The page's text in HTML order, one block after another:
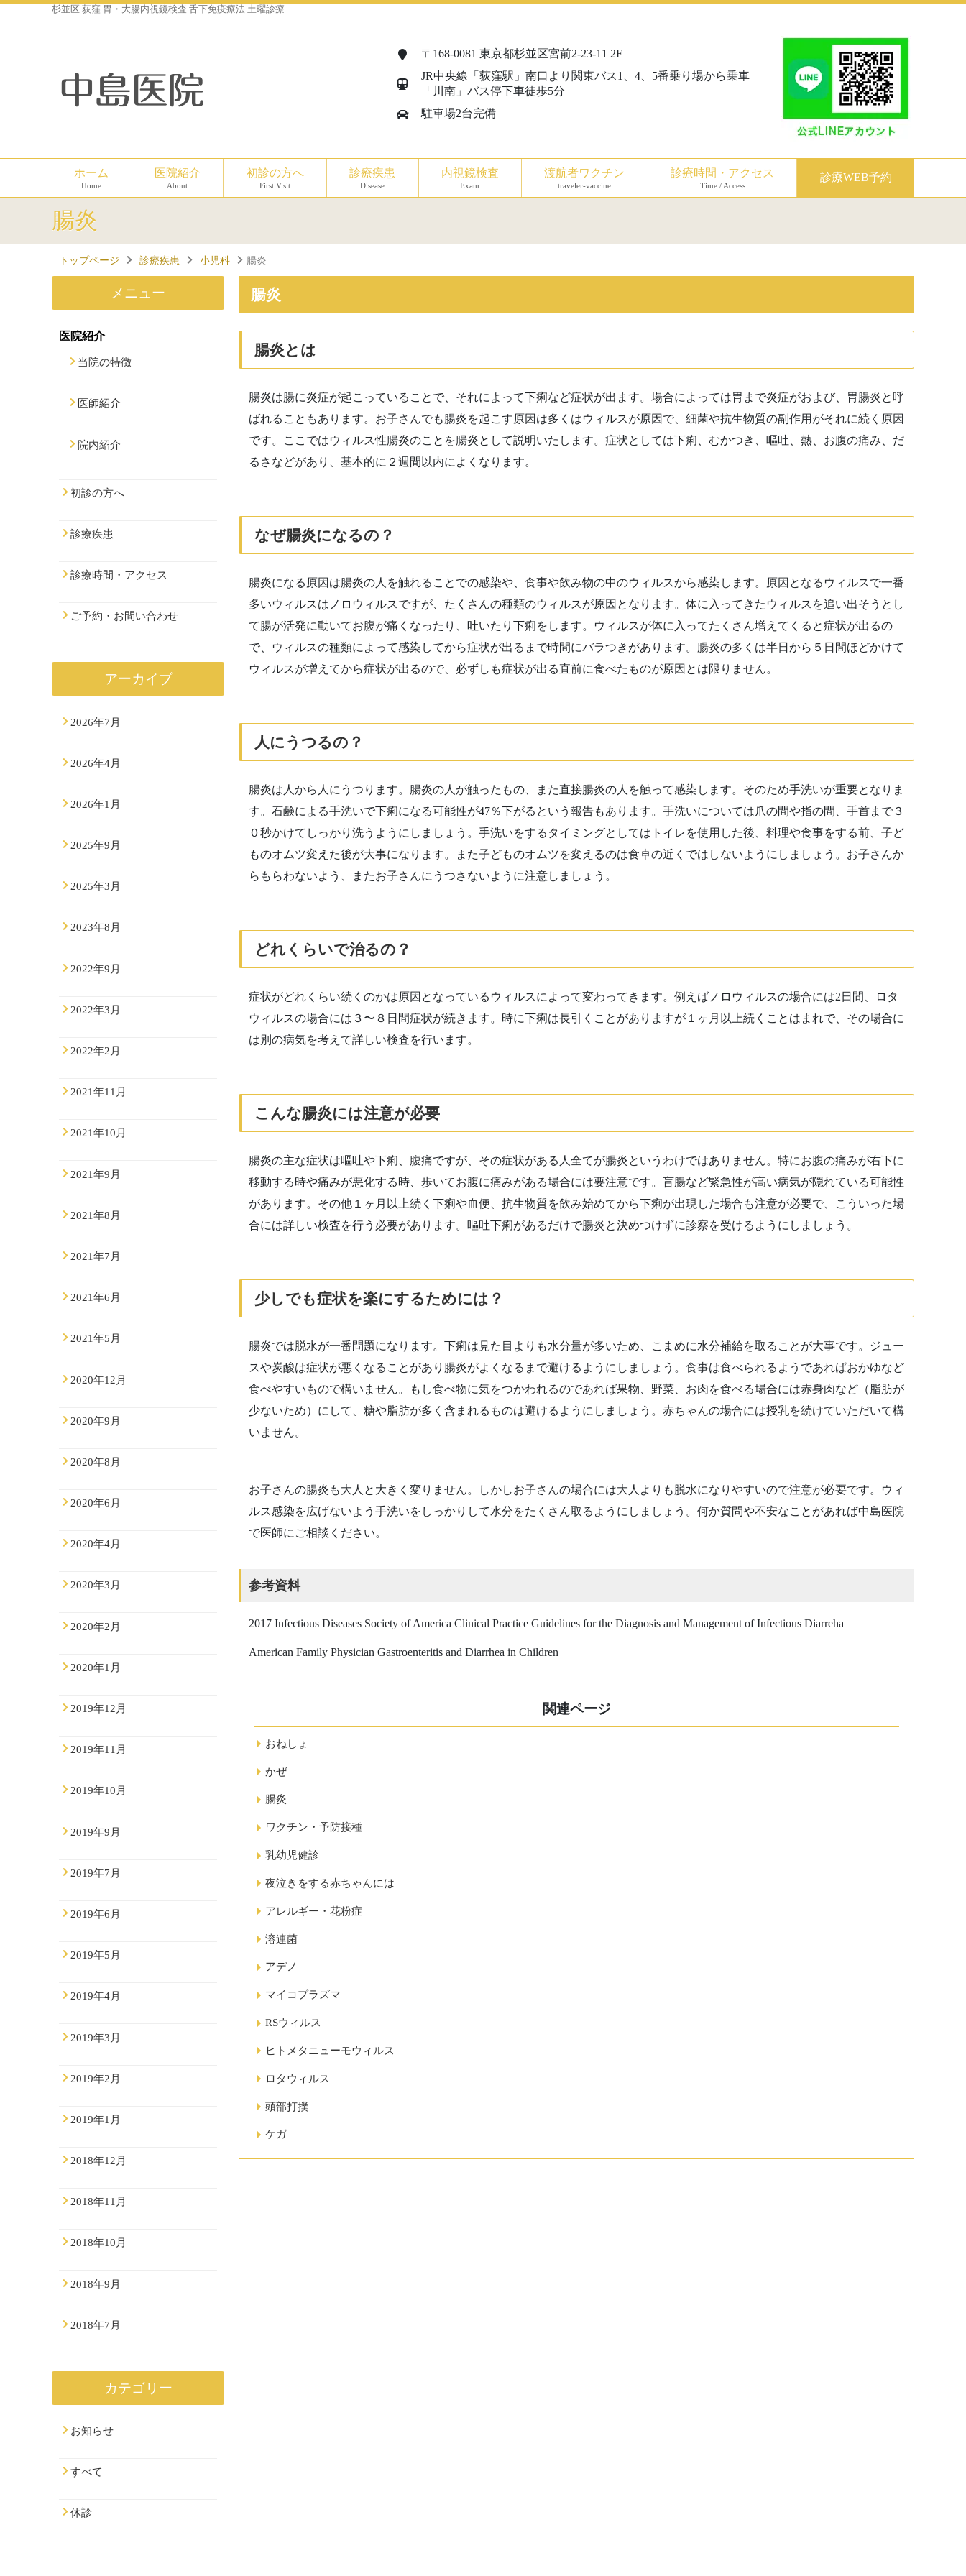
杉並区 荻窪 胃・大腸内視鏡検査 舌下免疫療法 土曜診療
〒168-0081 東京都杉並区宮前2-23-11 2F
JR中央線「荻窪駅」南口より関東バス1、4、5番乗り場から乗車
「川南」バス停下車徒歩5分
駐車場2台完備
ホーム
Home
医院紹介
About
初診の方へ
First Visit
診療疾患
Disease
内視鏡検査
Exam
渡航者ワクチン
traveler-vaccine
診療時間・アクセス
Time / Access
診療WEB予約
腸炎
トップページ 診療疾患 小児科 腸炎
メニュー
医院紹介
当院の特徴
医師紹介
院内紹介
初診の方へ
診療疾患
診療時間・アクセス
ご予約・お問い合わせ
アーカイブ
2026年7月
2026年4月
2026年1月
2025年9月
2025年3月
2023年8月
2022年9月
2022年3月
2022年2月
2021年11月
2021年10月
2021年9月
2021年8月
2021年7月
2021年6月
2021年5月
2020年12月
2020年9月
2020年8月
2020年6月
2020年4月
2020年3月
2020年2月
2020年1月
2019年12月
2019年11月
2019年10月
2019年9月
2019年7月
2019年6月
2019年5月
2019年4月
2019年3月
2019年2月
2019年1月
2018年12月
2018年11月
2018年10月
2018年9月
2018年7月
カテゴリー
お知らせ
すべて
休診
腸炎
腸炎とは
腸炎は腸に炎症が起こっていることで、それによって下痢など症状が出ます。場合によっては胃まで炎症がおよび、胃腸炎と呼
ばれることもあります。お子さんでも腸炎を起こす原因は多くはウィルスが原因で、細菌や抗生物質の副作用がそれに続く原因
です。ここではウィルス性腸炎のことを腸炎として説明いたします。症状としては下痢、むかつき、嘔吐、熱、お腹の痛み、だ
るさなどがあり、基本的に２週間以内によくなります。
なぜ腸炎になるの？
腸炎になる原因は腸炎の人を触れることでの感染や、食事や飲み物の中のウィルスから感染します。原因となるウィルスで一番
多いウィルスはノロウィルスですが、たくさんの種類のウィルスが原因となります。体に入ってきたウィルスを追い出そうとし
て腸が活発に動いてお腹が痛くなったり、吐いたり下痢をします。ウィルスが体に入ってたくさん増えてくると症状が出るの
で、ウィルスの種類によって感染してから症状が出るまで時間にバラつきがあります。腸炎の多くは半日から５日間ほどかけて
ウィルスが増えてから症状が出るので、必ずしも症状が出る直前に食べたものが原因とは限りません。
人にうつるの？
腸炎は人から人にうつります。腸炎の人が触ったもの、また直接腸炎の人を触って感染します。そのため手洗いが重要となりま
す。石鹸による手洗いで下痢になる可能性が47％下がるという報告もあります。手洗いについては爪の間や指の間、手首まで３
０秒かけてしっかり洗うようにしましょう。手洗いをするタイミングとしてはトイレを使用した後、料理や食事をする前、子ど
ものオムツ変えた後が大事になります。また子どものオムツを変えるのは食卓の近くではしないようにしましょう。お子さんか
らもらわないよう、またお子さんにうつさないように注意しましょう。
どれくらいで治るの？
症状がどれくらい続くのかは原因となっているウィルスによって変わってきます。例えばノロウィルスの場合には2 日間、ロタ
ウィルスの場合には３〜８日間症状が続きます。時に下痢は長引くことがありますが１ヶ月以上続くことはまれで、その場合に
は別の病気を考えて詳しい検査を行います。
こんな腸炎には注意が必要
腸炎の主な症状は嘔吐や下痢、腹痛ですが、その症状がある人全てが腸炎というわけではありません。特にお腹の痛みが右下に
移動する時や痛みが悪化する時、歩いてお腹に痛みがある場合には要注意です。盲腸など緊急性が高い病気が隠れている可能性
があります。その他１ヶ月以上続く下痢や血便、抗生物質を飲み始めてから下痢が出現した場合も注意が必要で、こういった場
合には詳しい検査を行う必要があります。嘔吐下痢があるだけで腸炎と決めつけずに診察を受けるようにしましょう。
少しでも症状を楽にするためには？
腸炎では脱水が一番問題になります。下痢は見た目よりも水分量が多いため、こまめに水分補給を取ることが大事です。ジュー
スや炭酸は症状が悪くなることがあり腸炎がよくなるまで避けるようにしましょう。食事は食べられるようであればおかゆなど
食べやすいもので構いません。もし食べ物に気をつかわれるのであれば果物、野菜、お肉を食べる場合には赤身肉など（脂肪が
少ないため）にして、糖や脂肪が多く含まれるものは避けるようにしましょう。赤ちゃんの場合には授乳を続けていただいて構
いません。
お子さんの腸炎も大人と大きく変りません。しかしお子さんの場合には大人よりも脱水になりやすいので注意が必要です。ウィ
ルス感染を広げないよう手洗いをしっかりして水分をたくさん取るようにしましょう。何か質問や不安なことがあれば中島医院
で医師にご相談ください。
参考資料
2017 Infectious Diseases Society of America Clinical Practice Guidelines for the Diagnosis and Management of Infectious Diarreha
American Family Physician Gastroenteritis and Diarrhea in Children
関連ページ
おねしょ
かぜ
腸炎
ワクチン・予防接種
乳幼児健診
夜泣きをする赤ちゃんには
アレルギー・花粉症
溶連菌
アデノ
マイコプラズマ
RSウィルス
ヒトメタニューモウィルス
ロタウィルス
頭部打撲
ケガ